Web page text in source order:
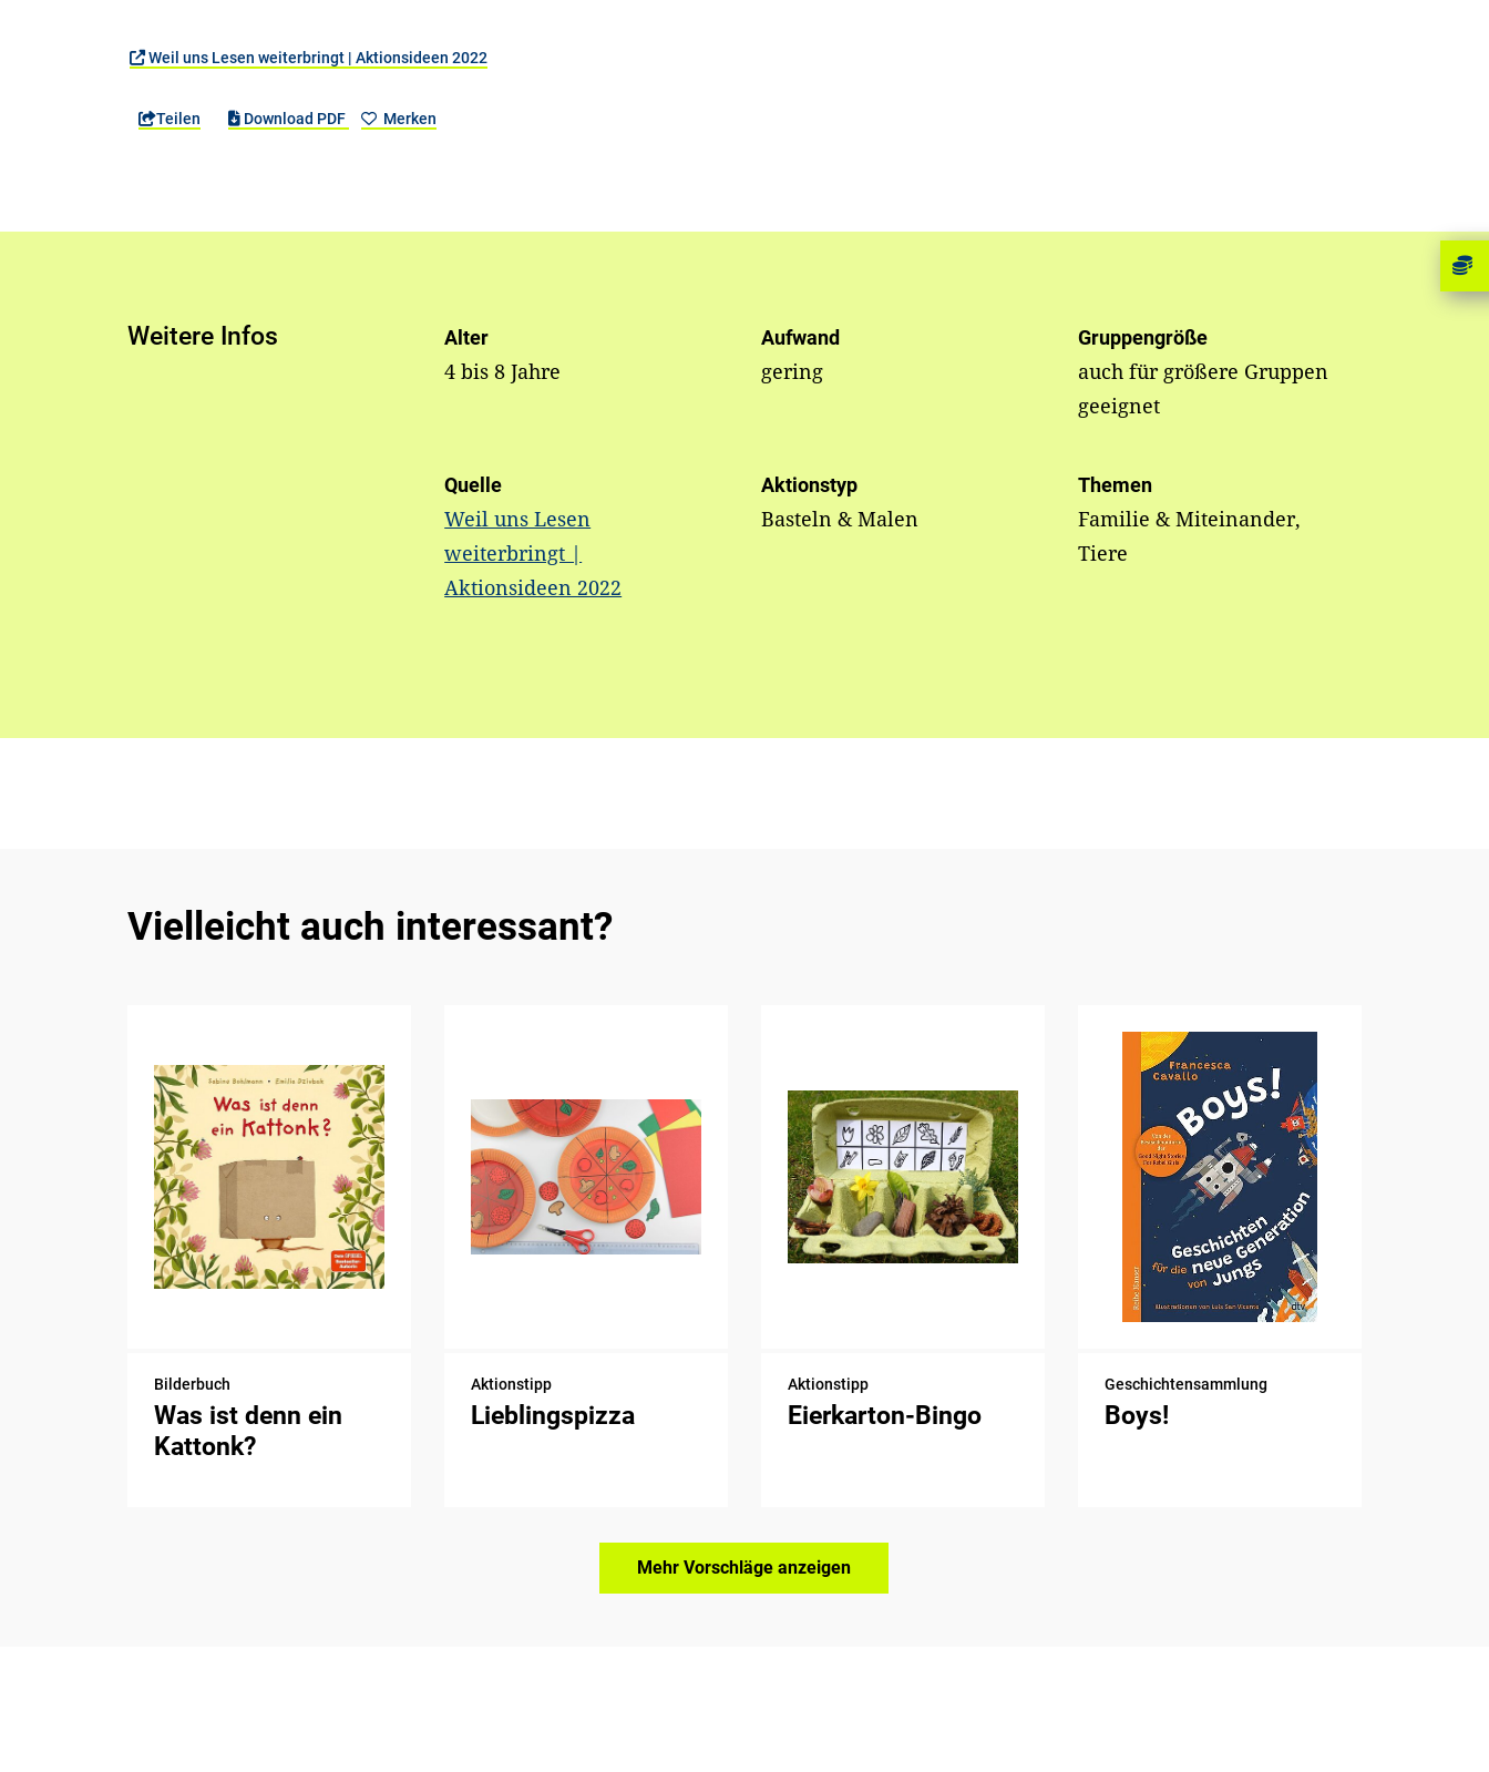
Weil uns Lesen weiterbringt | Aktionsideen 2022
Teilen Download PDF Merken
Weitere Infos Alter
4 bis 8 Jahre
Aufwand
gering
Gruppengröße
auch für größere Gruppen
geeignet
Quelle
Weil uns Lesen
weiterbringt |
Aktionsideen 2022
Aktionstyp
Basteln & Malen
Themen
Familie & Miteinander,
Tiere
Vielleicht auch interessant?
Bilderbuch
Was ist denn ein
Kattonk?
Aktionstipp
Lieblingspizza
Aktionstipp
Eierkarton-Bingo
Geschichtensammlung
Boys!
Mehr Vorschläge anzeigen